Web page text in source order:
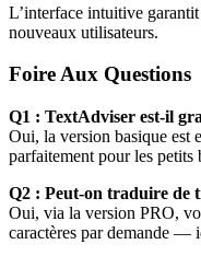
L’interface intuitive
nouveaux utilisateurs.
Foire Aux Questions
Q1 : TextAdviser est-il
Oui, la version basique est
parfaitement pour les petits
Q2 : Peut-on traduire de
Oui, via la version PRO,
caractères par demande —